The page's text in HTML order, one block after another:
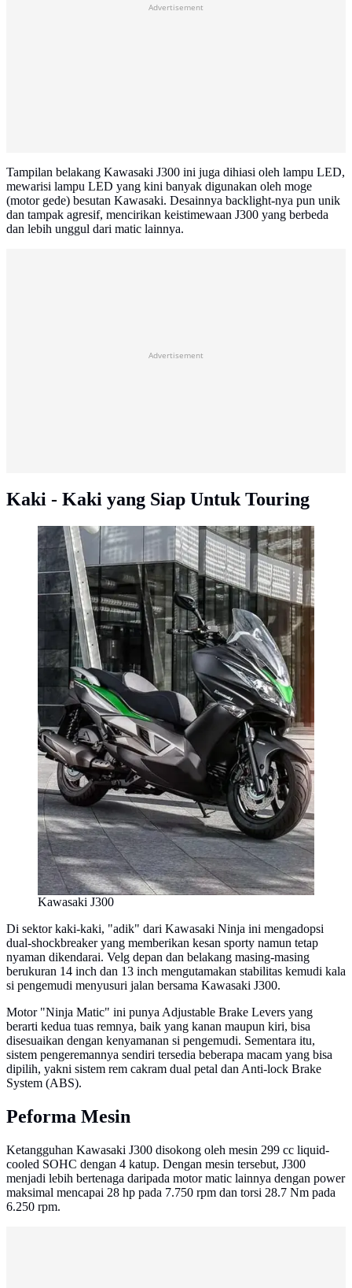
Advertisement
Tampilan belakang Kawasaki J300 ini juga dihiasi oleh lampu LED,
mewarisi lampu LED yang kini banyak digunakan oleh moge
(motor gede) besutan Kawasaki. Desainnya backlight-nya pun unik
dan tampak agresif, mencirikan keistimewaan J300 yang berbeda
dan lebih unggul dari matic lainnya.
Advertisement
Kaki - Kaki yang Siap Untuk Touring
Kawasaki J300
Di sektor kaki-kaki, "adik" dari Kawasaki Ninja ini mengadopsi
dual-shockbreaker yang memberikan kesan sporty namun tetap
nyaman dikendarai. Velg depan dan belakang masing-masing
berukuran 14 inch dan 13 inch mengutamakan stabilitas kemudi kala
si pengemudi menyusuri jalan bersama Kawasaki J300.
Motor "Ninja Matic" ini punya Adjustable Brake Levers yang
berarti kedua tuas remnya, baik yang kanan maupun kiri, bisa
disesuaikan dengan kenyamanan si pengemudi. Sementara itu,
sistem pengeremannya sendiri tersedia beberapa macam yang bisa
dipilih, yakni sistem rem cakram dual petal dan Anti-lock Brake
System (ABS).
Peforma Mesin
Ketangguhan Kawasaki J300 disokong oleh mesin 299 cc liquid-
cooled SOHC dengan 4 katup. Dengan mesin tersebut, J300
menjadi lebih bertenaga daripada motor matic lainnya dengan power
maksimal mencapai 28 hp pada 7.750 rpm dan torsi 28.7 Nm pada
6.250 rpm.